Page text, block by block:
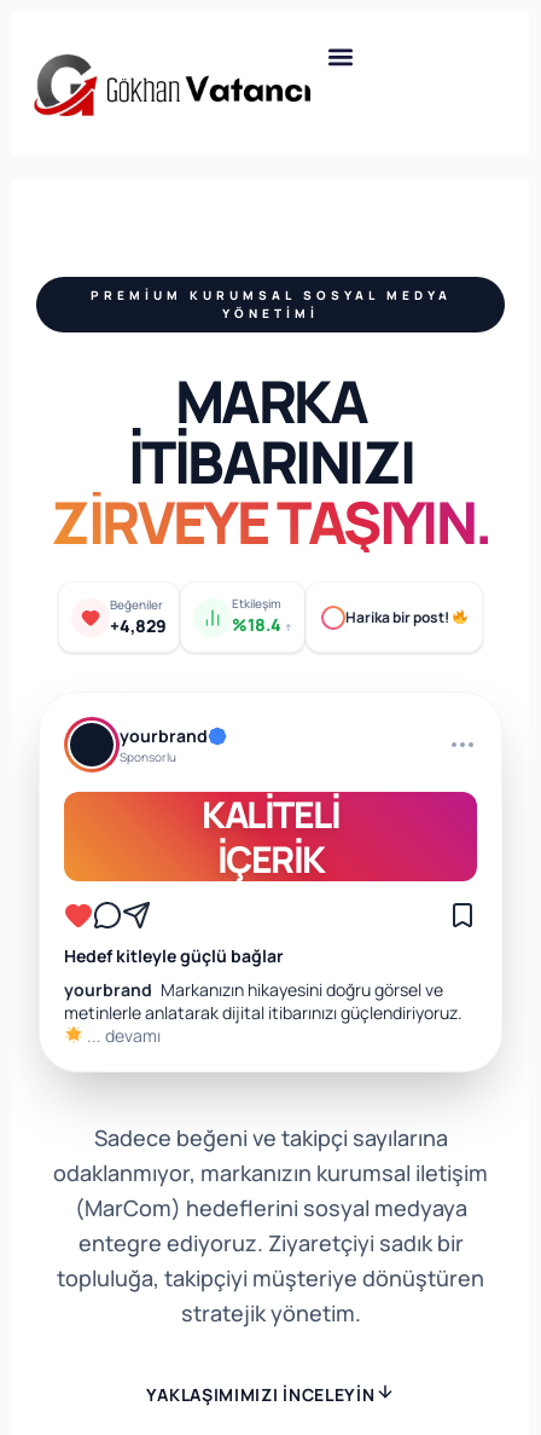
PREMIUM KURUMSAL SOSYAL MEDYA
YÖNETIMI
MARKA
İTİBARINIZI
ZİRVEYE TAŞIYIN.
Beğeniler
+4,829
Etkileşim
%18.4 ↑ Harika bir post!
yourbrand
Sponsorlu
KALİTELİ
İÇERİK
Hedef kitleyle güçlü bağlar
yourbrand Markanızın hikayesini doğru görsel ve
metinlerle anlatarak dijital itibarınızı güçlendiriyoruz.
... devamı
Sadece beğeni ve takipçi sayılarına
odaklanmıyor, markanızın kurumsal iletişim
(MarCom) hedeflerini sosyal medyaya
entegre ediyoruz. Ziyaretçiyi sadık bir
topluluğa, takipçiyi müşteriye dönüştüren
stratejik yönetim.
YAKLAŞIMIMIZI İNCELEYIN